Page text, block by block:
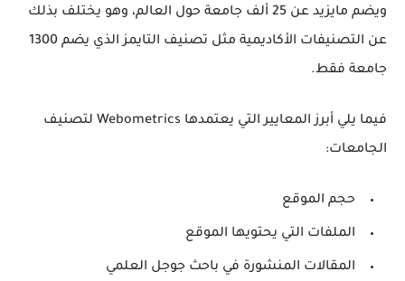
ويضم مايزيد عن 25 ألف جامعة حول العالم، وهو يختلف بذلك
عن التصنيفات الأكاديمية مثل تصنيف التايمز الذي يضم 1300
جامعة فقط.
فيما يلي أبرز المعايير التي يعتمدها Webometrics لتصنيف
الجامعات:
حجم الموقع
الملفات التي يحتويها الموقع
المقالات المنشورة في باحث جوجل العلمي